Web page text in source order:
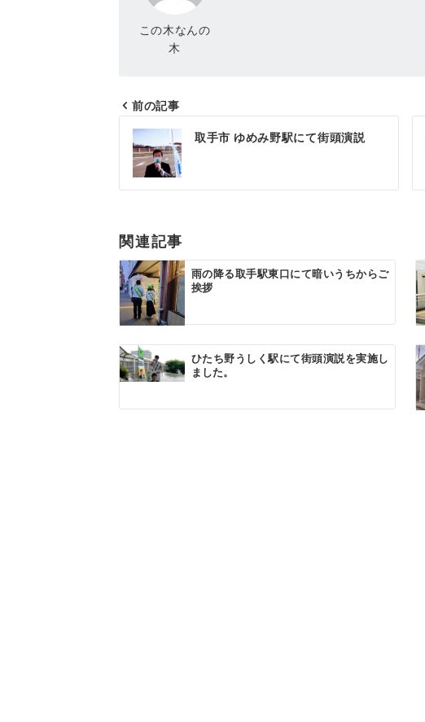
この木なんの
木
投
稿
ナ
ゲ
ー
シ
ョ
ン
前の記事
取手市 ゆめみ野駅にて街頭演説
関連記事
雨の降る取手駅東口にて暗いうちからご
挨拶
ひたち野うしく駅にて街頭演説を実施し
ました。